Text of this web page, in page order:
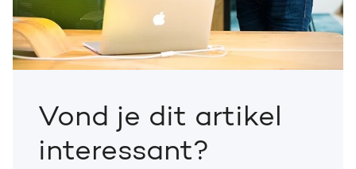
Vond je dit artikel
interessant?